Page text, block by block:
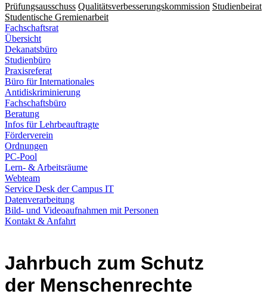
Prüfungsausschuss Qualitätsverbesserungskommission Studienbeirat
Studentische Gremienarbeit
Fachschaftsrat
Übersicht
Dekanatsbüro
Studienbüro
Praxisreferat
Büro für Internationales
Antidiskriminierung
Fachschaftsbüro
Beratung
Infos für Lehrbeauftragte
Förderverein
Ordnungen
PC-Pool
Lern- & Arbeitsräume
Webteam
Service Desk der Campus IT
Datenverarbeitung
Bild- und Videoaufnahmen mit Personen
Kontakt & Anfahrt
Jahrbuch zum Schutz
der Menschenrechte